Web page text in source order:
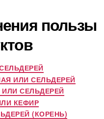
пользы
ИЛИ СЕЛЬДЕРЕЙ
СЕЛЬДЕРЕЙ
КЕФИР
(КОРЕНЬ)